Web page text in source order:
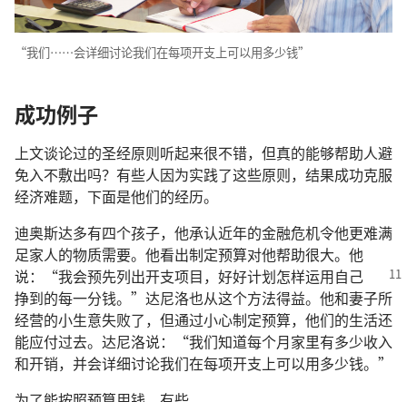
“我们……会详细讨论我们在每项开支上可以用多少钱”
成功例子
上文谈论过的圣经原则听起来很不错，但真的能够帮助人避
免入不敷出吗？有些人因为实践了这些原则，结果成功克服
经济难题，下面是他们的经历。
迪奥斯达多有四个孩子，他承认近年的金融危机令他更难满
足家人的物质需要。他看出制定预算对他帮助很大。他
说：“我会预先列出开支项目，好好计划怎样运用自己
挣到的每一分钱。”达尼洛也从这个方法得益。他和妻子所
经营的小生意失败了，但通过小心制定预算，他们的生活还
能应付过去。达尼洛说：“我们知道每个月家里有多少收入
和开销，并会详细讨论我们在每项开支上可以用多少钱。”